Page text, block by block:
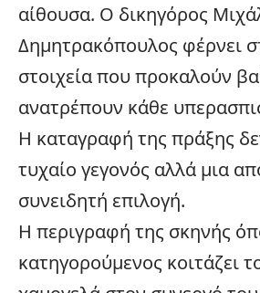
αίθουσα. Ο δικηγόρος
Δημητρακόπουλος φέρνει
στοιχεία που προκαλούν
ανατρέπουν κάθε
Η καταγραφή της πράξης
τυχαίο γεγονός αλλά μια
συνειδητή επιλογή.
Η περιγραφή της σκηνής
κατηγορούμενος κοιτάζει